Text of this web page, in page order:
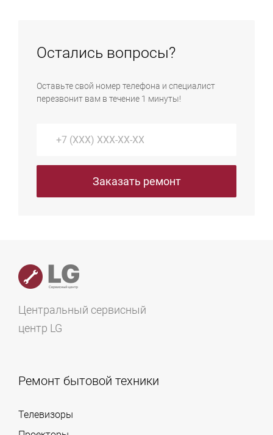
центре. В нашем сервисе диагностика абсолютно
Остались вопросы?
Оставьте свой номер телефона и специалист
перезвонит вам в течение 1 минуты!
Заказать ремонт
Центральный сервисный
центр LG
Ремонт бытовой техники
Телевизоры